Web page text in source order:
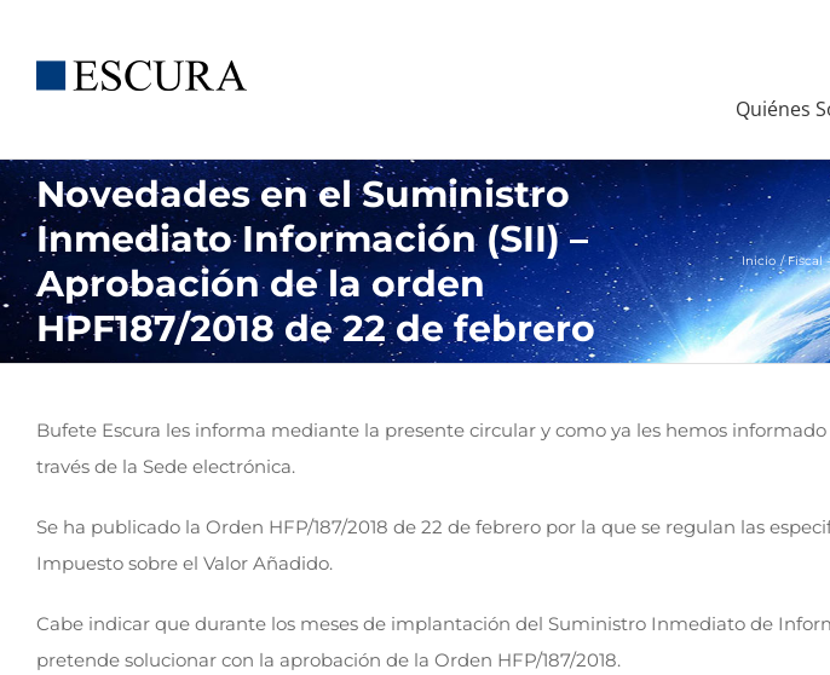
contenido
Quiénes
Novedades en el Suministro
Inmediato Información (SII) –
Aprobación de la orden
HPF187/2018 de 22 de febrero
Inicio Fiscal
Bufete Escura les informa mediante la presente circular y como ya les hemos
través de la Sede electrónica.
Se ha publicado la Orden HFP/187/2018 de 22 de febrero por la que se regulan las
Impuesto sobre el Valor Añadido.
Cabe indicar que durante los meses de implantación del Suministro Inmediato de
pretende solucionar con la aprobación de la Orden HFP/187/2018.